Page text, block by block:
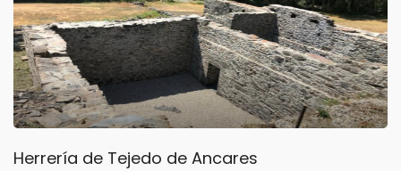
Herrería de Tejedo de Ancares